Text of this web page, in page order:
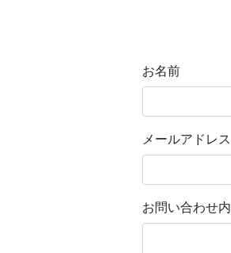
お名前
メールアドレス
お問い合わせ